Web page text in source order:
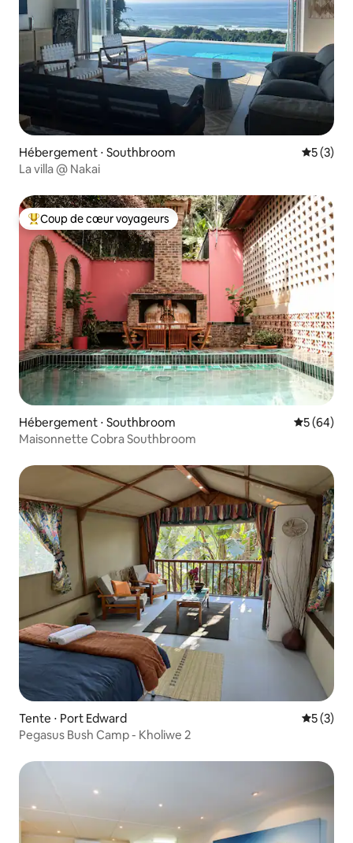
Hébergement ⋅ Southbroom
5 (3)
La villa @ Nakai
Coups de cœur voyageurs les plus appréciés
Coup de cœur voyageurs
Hébergement ⋅ Southbroom
5 (64)
Maisonnette Cobra Southbroom
Tente ⋅ Port Edward
5 (3)
Pegasus Bush Camp - Kholiwe 2